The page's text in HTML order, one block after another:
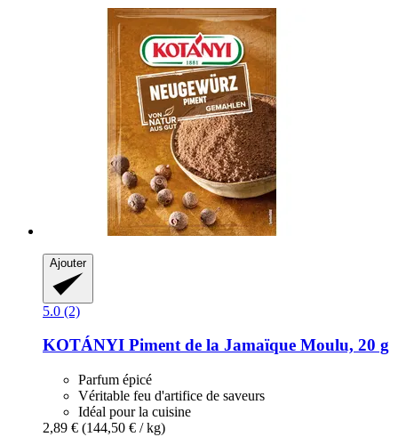
Ajouter
5.0 (2)
KOTÁNYI Piment de la Jamaïque Moulu, 20 g
Parfum épicé
Véritable feu d'artifice de saveurs
Idéal pour la cuisine
2,89 € (144,50 € / kg)